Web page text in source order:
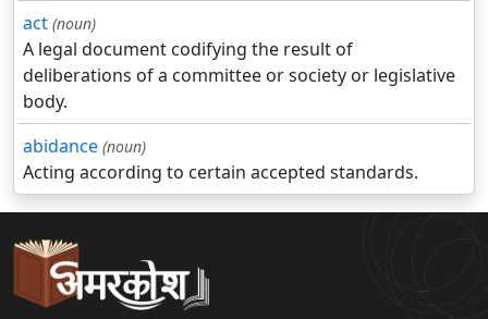
act (noun)
A legal document codifying the result of
deliberations of a committee or society or legislative
body.
abidance (noun)
Acting according to certain accepted standards.